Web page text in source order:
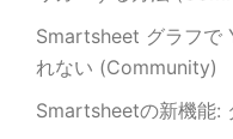
Smartsheet グラフで
れない (Community)
Smartsheetの新機能: